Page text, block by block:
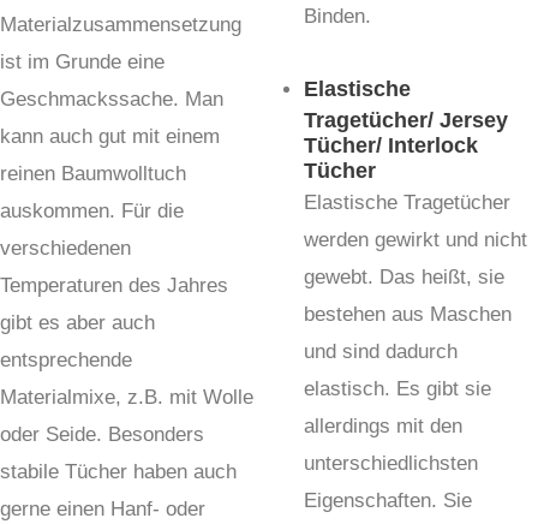
Materialzusammensetzung
ist im Grunde eine
Geschmackssache. Man
kann auch gut mit einem
reinen Baumwolltuch
auskommen. Für die
verschiedenen
Temperaturen des Jahres
gibt es aber auch
entsprechende
Materialmixe, z.B. mit Wolle
oder Seide. Besonders
stabile Tücher haben auch
gerne einen Hanf- oder
Binden.
Elastische
Tragetücher/ Jersey
Tücher/ Interlock
Tücher
Elastische Tragetücher
werden gewirkt und nicht
gewebt. Das heißt, sie
bestehen aus Maschen
und sind dadurch
elastisch. Es gibt sie
allerdings mit den
unterschiedlichsten
Eigenschaften. Sie